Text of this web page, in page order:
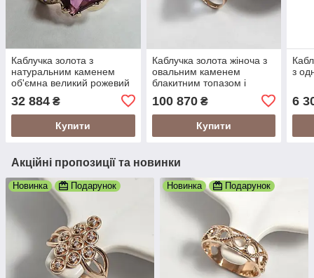
Каблучка золота з
натуральним каменем
об'ємна великий рожевий
32 884 ₴
Купити
Каблучка золота жіноча з
овальним каменем
блакитним топазом і
100 870₴
Купити
з
6
Акційні пропозиції та новинки
Новинка Подарунок Новинка Подарунок